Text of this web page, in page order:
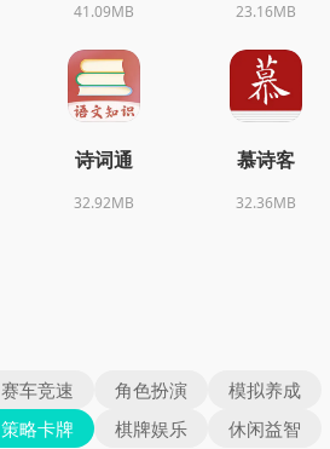
41.09MB 23.16MB
诗词通
32.92MB
慕诗客
32.36MB
赛车竞速 角色扮演
模拟养成
策略卡牌 棋牌娱乐
休闲益智